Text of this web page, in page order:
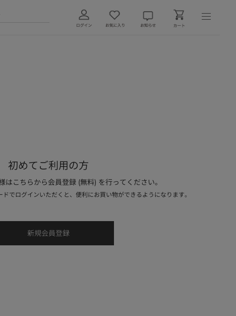
初めてご利用の方
はこちらから会員登録 (無料) を行ってください。
でログインいただくと、便利にお買い物ができるようになります。